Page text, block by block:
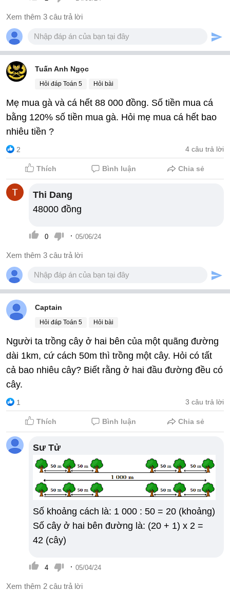
12l
Xem thêm 3 câu trả lời
Tuấn Anh Ngọc
Hỏi đáp Toán 5 Hỏi bài
Mẹ mua gà và cá hết 88 000 đồng. Số tiền mua cá
bằng 120% số tiền mua gà. Hỏi mẹ mua cá hết bao
nhiêu tiền ?
2 4 câu trả lời
Thích Bình luận Chia sẻ
Thi Dang
48000 đồng
0 · 05/06/24
Xem thêm 3 câu trả lời
Captain
Hỏi đáp Toán 5 Hỏi bài
Người ta trồng cây ở hai bên của một quãng đường
dài 1km, cứ cách 50m thì trồng một cây. Hỏi có tất
cả bao nhiêu cây? Biết rằng ở hai đầu đường đều có
cây.
1 3 câu trả lời
Thích Bình luận Chia sẻ
Sư Tử
Số khoảng cách là: 1 000 : 50 = 20 (khoảng)
Số cây ở hai bên đường là: (20 + 1) x 2 =
42 (cây)
4 · 05/04/24
Xem thêm 2 câu trả lời